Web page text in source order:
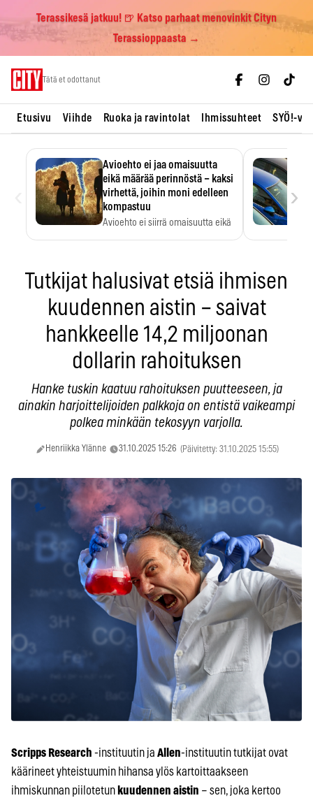
Terassikesä jatkuu! 🍺 Katso parhaat menovinkit Cityn
Terassioppaasta →
Tätä et odottanut
Etusivu Viihde Ruoka ja ravintolat Ihmissuhteet SYÖ!-
Avioehto ei jaa omaisuutta
eikä määrää perinnöstä – kaksi
virhettä, joihin moni edelleen
kompastuu
Avioehto ei siirrä omaisuutta eikä
›
Tutkijat halusivat etsiä ihmisen
kuudennen aistin – saivat
hankkeelle 14,2 miljoonan
dollarin rahoituksen
Hanke tuskin kaatuu rahoituksen puutteeseen, ja
ainakin harjoittelijoiden palkkoja on entistä vaikeampi
polkea minkään tekosyyn varjolla.
Henriikka Ylänne 31.10.2025 15:26 (Päivitetty: 31.10.2025 15:55)
Scripps Research -instituutin ja Allen-instituutin tutkijat ovat
käärineet yhteistuumin hihansa ylös kartoittaakseen
ihmiskunnan piilotetun kuudennen aistin – sen, joka kertoo